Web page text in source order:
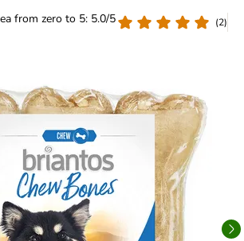
from zero to 5: 5.0/5
(2)